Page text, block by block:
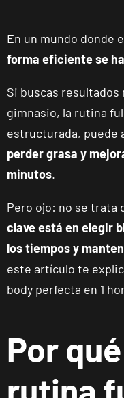
En un mundo donde
forma eficiente se
Si buscas resultados
gimnasio, la rutina
estructurada, puede
perder grasa y
minutos.
Pero ojo: no se trata
clave está en elegir
los tiempos y
este artículo te
body perfecta en 1
Por
rutina